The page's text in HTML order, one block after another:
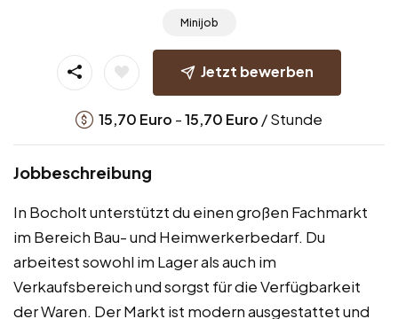
Minijob
Jetzt bewerben
15,70 Euro -15,70 Euro / Stunde
Jobbeschreibung
In Bocholt unterstützt du einen großen Fachmarkt
im Bereich Bau- und Heimwerkerbedarf. Du
arbeitest sowohl im Lager als auch im
Verkaufsbereich und sorgst für die Verfügbarkeit
der Waren. Der Markt ist modern ausgestattet und